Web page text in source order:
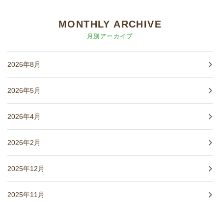
MONTHLY ARCHIVE
月別アーカイブ
2026年8月
2026年5月
2026年4月
2026年2月
2025年12月
2025年11月